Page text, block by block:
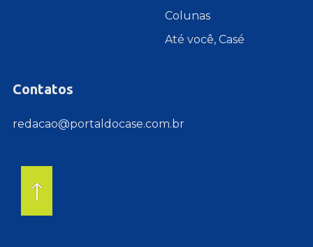
Colunas
Até você, Casé
Contatos
redacao@portaldocase.com.br